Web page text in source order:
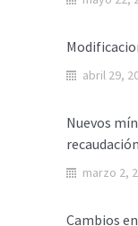
abril 29,
Nuevos
marzo 2,
Cambios